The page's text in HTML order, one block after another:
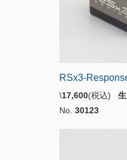
RSx3-
\17,600(税込)
No. 30123